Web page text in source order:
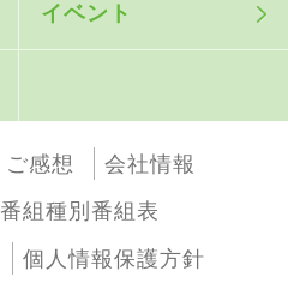
イベント
ご感想
会社情報
番組種別番組表
個人情報保護方針